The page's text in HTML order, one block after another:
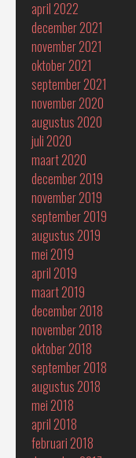
april 2022
december 2021
november 2021
oktober 2021
september 2021
november 2020
augustus 2020
juli 2020
maart 2020
december 2019
november 2019
september 2019
augustus 2019
mei 2019
april 2019
maart 2019
december 2018
november 2018
oktober 2018
september 2018
augustus 2018
mei 2018
april 2018
februari 2018